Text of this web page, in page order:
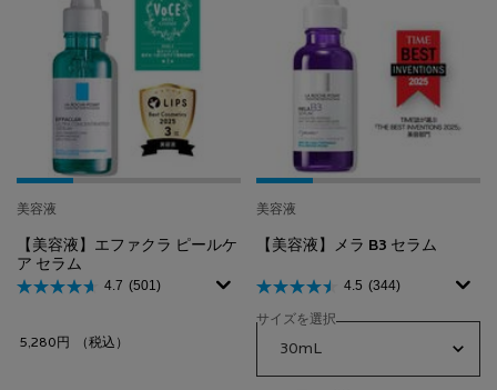
美容液
【美容液】エファクラ ピールケ
ア セラム
4.7 (501)
5,280円 （税込）
美容液
【美容液】メラ B3 セラム
4.5 (344)
サイズを選択